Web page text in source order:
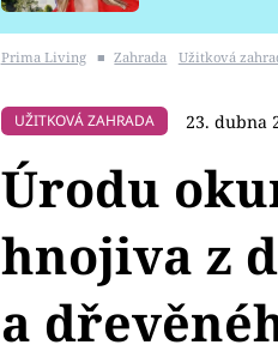
Prima Living ■ Zahrada Užitková
UŽITKOVÁ ZAHRADA 23. dubna
Úrodu
hnojiva z
a